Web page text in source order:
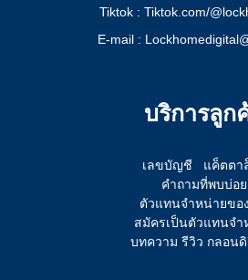
Tiktok : Tiktok.com/
E-mail :
บริการลูก
เลขบัญชี
แค็ตตา
คำถามที่พบบ่อย
ตัวแทนจำหน่ายของ
สมัครเป็นตัวแทนจำ
บทความ รีวิว กลอน